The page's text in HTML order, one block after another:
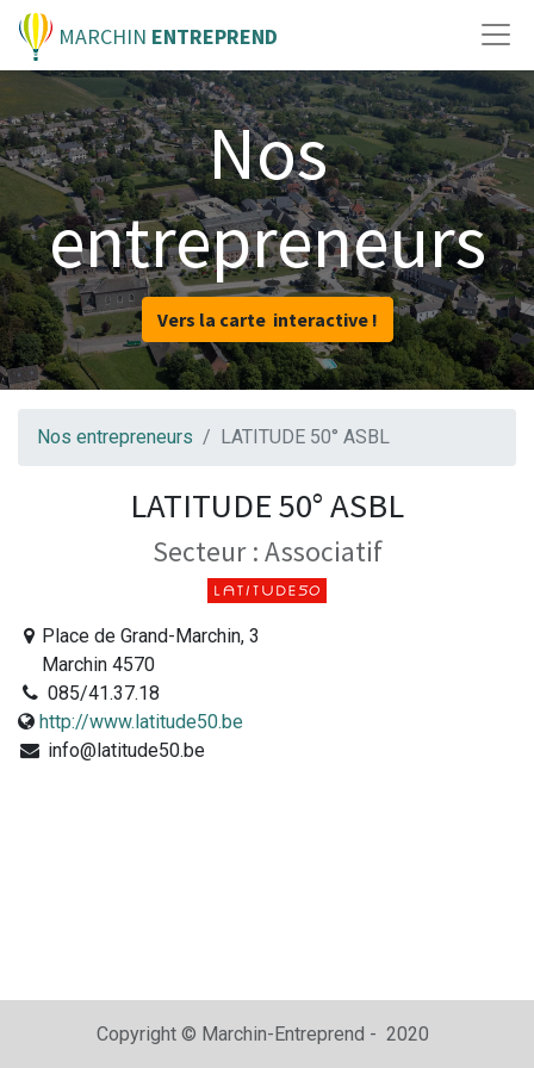
MARCHIN ENTREPREND
Nos
entrepreneurs
Vers la carte interactive !
Nos entrepreneurs LATITUDE 50° ASBL
LATITUDE 50° ASBL
Secteur : Associatif
Place de Grand-Marchin, 3
Marchin 4570
085/41.37.18
http://www.latitude50.be
info@latitude50.be
Copyright © Marchin-Entreprend - 2020